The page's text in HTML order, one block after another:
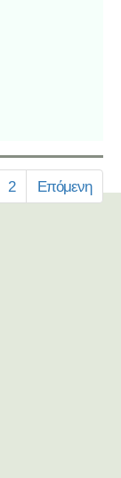
2 Επόμενη